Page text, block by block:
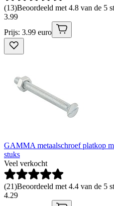
(13)Beoordeeld met 4.8 van de 5
3.99
Prijs: 3.99 euro
GAMMA metaalschroef platkop
stuks
Veel verkocht
(21)Beoordeeld met 4.4 van de 5
4.29